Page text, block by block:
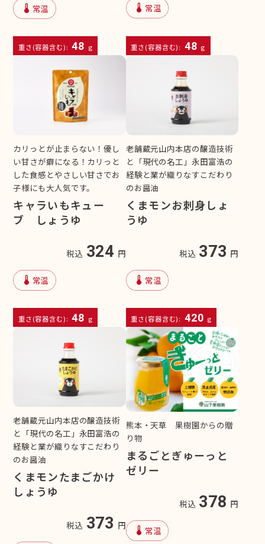
device_thermostat 常温
重さ(容器含む): 48 g
device_thermostat 常温
重さ(容器含む): 48 g
カリっとが止まらない！優し
い甘さが癖になる！カリっと
した食感とやさしい甘さでお
子様にも大人気です。
キャラいもキュー
ブ しょうゆ
税込 324 円
device_thermostat 常温
重さ(容器含む): 48 g
老舗蔵元山内本店の醸造技術
と「現代の名工」永田富浩の
経験と業が織りなすこだわり
のお醤油
くまモンお刺身しょ
うゆ
税込 373 円
device_thermostat 常温
重さ(容器含む): 420 g
老舗蔵元山内本店の醸造技術
と「現代の名工」永田富浩の
経験と業が織りなすこだわり
のお醤油
くまモンたまごかけ
しょうゆ
税込 373 円
熊本・天草 果樹園からの贈
り物
まるごとぎゅーっと
ゼリー
税込 378 円
device_thermostat 常温